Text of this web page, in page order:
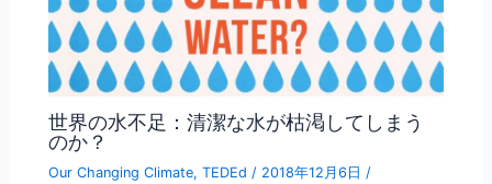
世界の水不足：清潔な水が枯渇してしまう
のか？
Our Changing Climate,TEDEd / 2018年12月6日 /